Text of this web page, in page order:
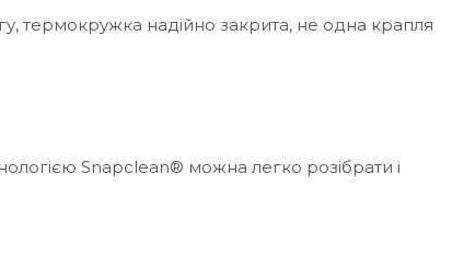
термокружка надійно закрита, не одна крапля
Snapclean® можна легко розібрати і